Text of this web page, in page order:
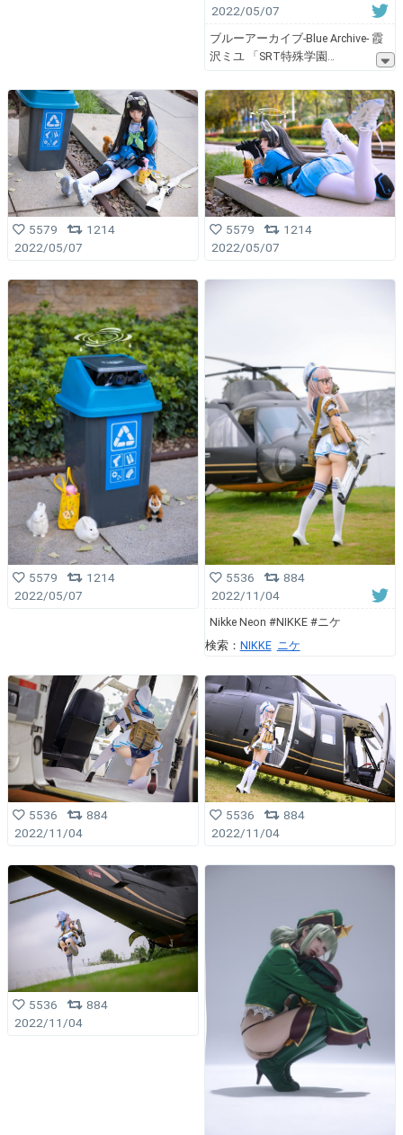
2022/05/07
ブルーアーカイブ-Blue Archive- 霞
沢ミユ 「SRT特殊学園
5579
1214
2022/05/07
5579
1214
2022/05/07
5579
1214
2022/05/07
5536
884
2022/11/04
Nikke Neon #NIKKE #ニケ
検索： NIKKE ニケ
5536
884
2022/11/04
5536
884
2022/11/04
5536
884
2022/11/04